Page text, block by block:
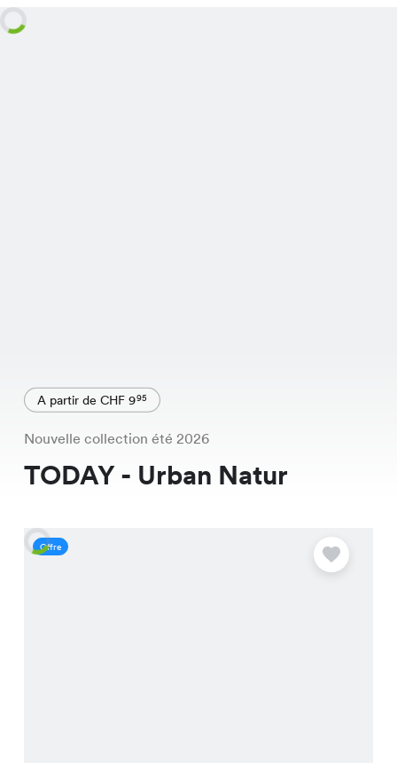
A partir de CHF 995
Nouvelle collection été 2026
TODAY - Urban Natur
Offre